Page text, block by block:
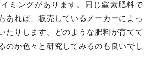
ミングがあります。同じ窒素肥料で
あれば、販売しているメーカーによっ
たりします。どのような肥料が育てて
のか色々と研究してみるのも良いでし